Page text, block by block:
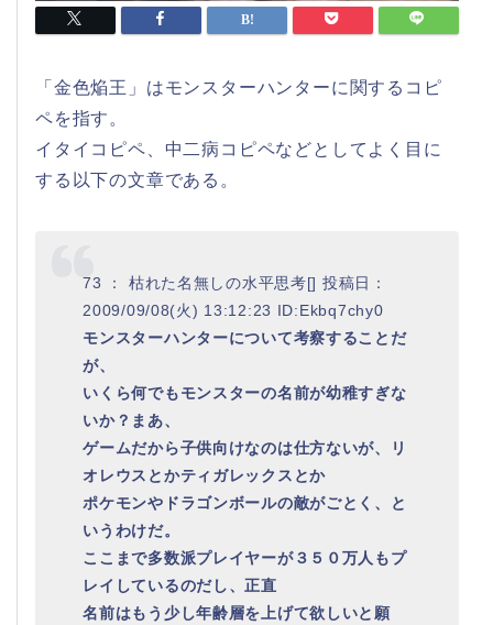
「金色焔王」はモンスターハンターに関するコピ
ペを指す。
イタイコピペ、中二病コピペなどとしてよく目に
する以下の文章である。
73 ： 枯れた名無しの水平思考[] 投稿日：
2009/09/08(火) 13:12:23 ID:Ekbq7chy0
モンスターハンターについて考察することだ
が、
いくら何でもモンスターの名前が幼稚すぎな
いか？まあ、
ゲームだから子供向けなのは仕方ないが、リ
オレウスとかティガレックスとか
ポケモンやドラゴンボールの敵がごとく、と
いうわけだ。
ここまで多数派プレイヤーが３５０万人もプ
レイしているのだし、正直
名前はもう少し年齢層を上げて欲しいと願